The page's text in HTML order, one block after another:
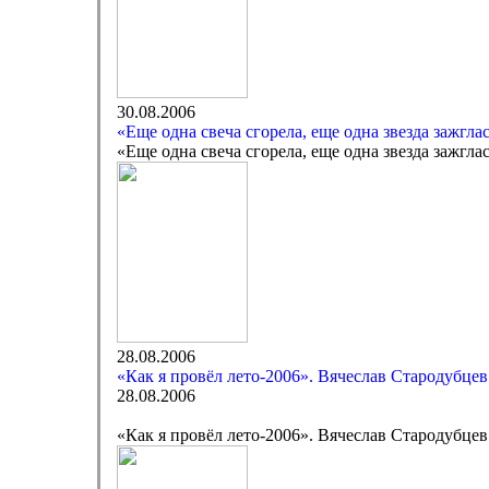
30.08.2006
«Еще одна свеча сгорела, еще одна звезда
«Еще одна свеча сгорела, еще одна звезда
28.08.2006
«Как я провёл лето-2006». Вячеслав Стародубцев
28.08.2006
«Как я провёл лето-2006». Вячеслав Стародубцев